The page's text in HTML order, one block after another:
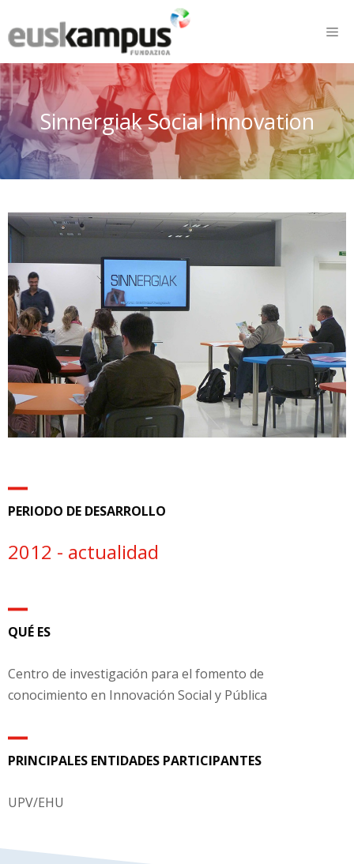
Sinnergiak Social Innovation
PERIODO DE DESARROLLO
2012 - actualidad
QUÉ ES
Centro de investigación para el fomento de
conocimiento en Innovación Social y Pública
PRINCIPALES ENTIDADES PARTICIPANTES
UPV/EHU